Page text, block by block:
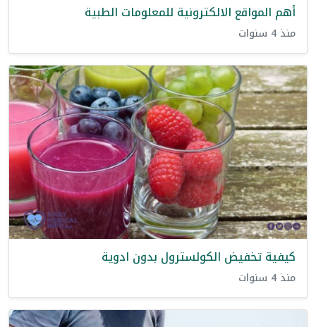
أهم المواقع الالكترونية للمعلومات الطبية
منذ 4 سنوات
كيفية تخفيض الكولسترول بدون ادوية
منذ 4 سنوات